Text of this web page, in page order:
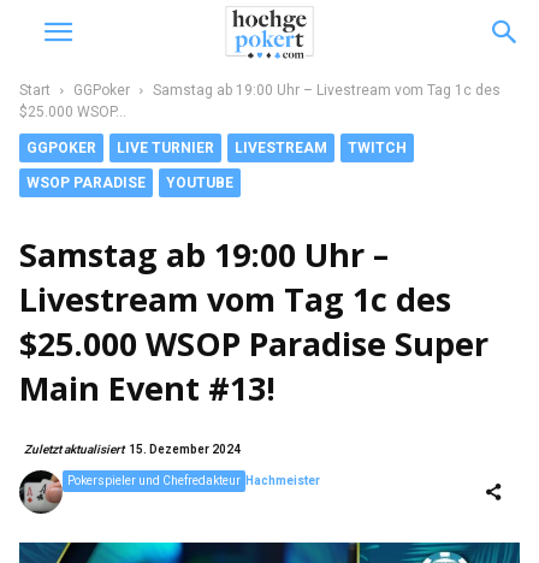
Start GGPoker
Samstag ab 19:00 Uhr – Livestream vom Tag 1c des
$25.000 WSOP...
GGPOKER LIVE TURNIER LIVESTREAM TWITCH
WSOP PARADISE YOUTUBE
Samstag ab 19:00 Uhr –
Livestream vom Tag 1c des
$25.000 WSOP Paradise Super
Main Event #13!
Zuletzt aktualisiert 15. Dezember 2024
Hachmeister
Pokerspieler und Chefredakteur